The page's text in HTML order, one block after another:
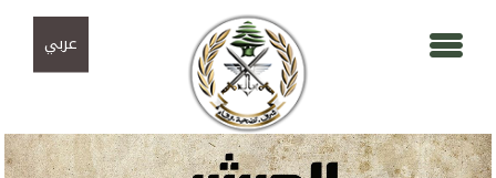
عربي